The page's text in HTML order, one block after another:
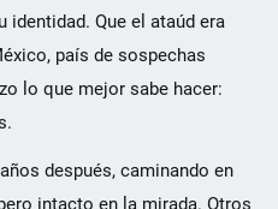
Que el ataúd era
país de sospechas
lo que mejor sabe hacer:
después, caminando en
intacto en la mirada. Otros